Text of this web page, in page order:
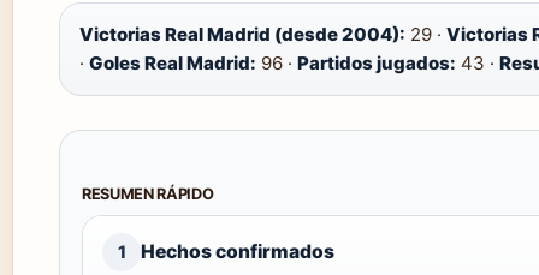
Victorias Real Madrid (desde 2004): 29 · Victorias
· Goles Real Madrid: 96 · Partidos jugados: 43 ·
RESUMEN RÁPIDO
1 Hechos confirmados